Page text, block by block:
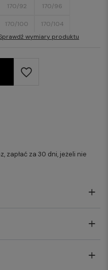
170/92 170/96
170/100 170/104
170/108 176/84
176/88
176/96
wymiary produktu
zapłać za 30 dni, jeżeli nie